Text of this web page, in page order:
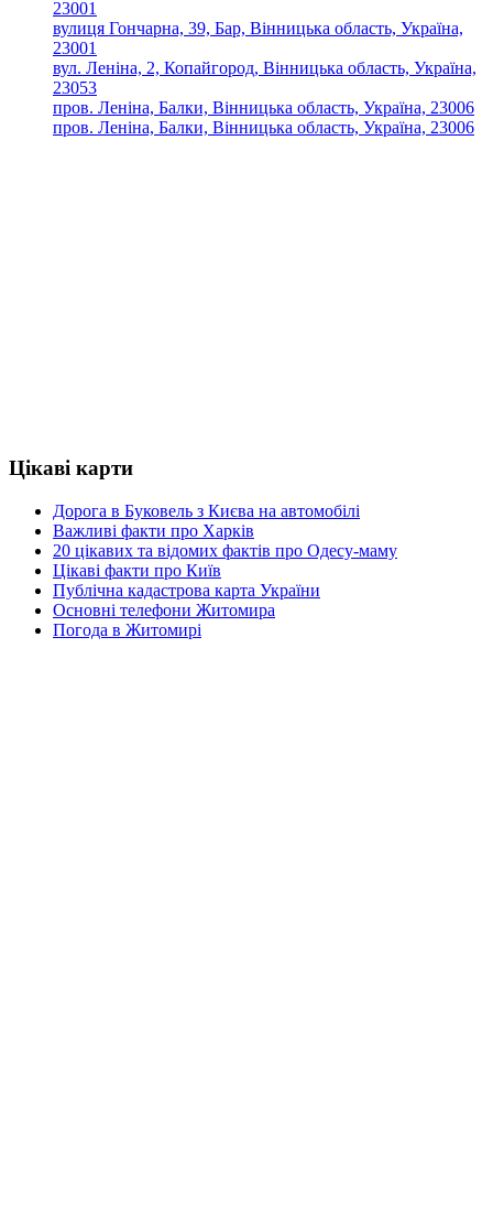
23001
вулиця Гончарна, 39, Бар, Вінницька область, Україна,
23001
вул. Леніна, 2, Копайгород, Вінницька область, Україна,
23053
пров. Леніна, Балки, Вінницька область, Україна, 23006
пров. Леніна, Балки, Вінницька область, Україна, 23006
Цікаві карти
Дорога в Буковель з Києва на автомобілі
Важливі факти про Харків
20 цікавих та відомих фактів про Одесу-маму
Цікаві факти про Київ
Публічна кадастрова карта України
Основні телефони Житомира
Погода в Житомирі